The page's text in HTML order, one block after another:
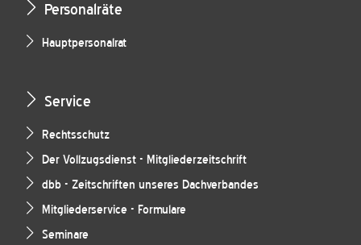
Personalräte
Hauptpersonalrat
Service
Rechtsschutz
Der Vollzugsdienst - Mitgliederzeitschrift
dbb - Zeitschriften unseres Dachverbandes
Mitgliederservice - Formulare
Seminare